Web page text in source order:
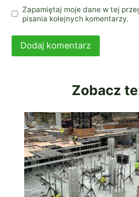
Zapamiętaj moje dane w tej
pisania kolejnych komentarzy.
Zobacz